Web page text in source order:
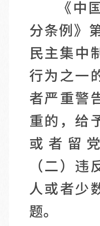
《中
分条例》
民主集中
行为之一
者严重警
重的，给
或者留
（二）违
人或者少
题。